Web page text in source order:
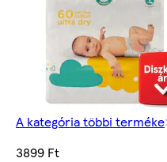
A kategória többi terméke
3899 Ft